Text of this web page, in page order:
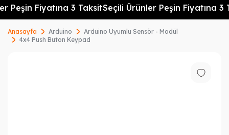
Peşin Fiyatına 3 TaksitSeçili Ürünler Peşin Fiyatına 3
Anasayfa Arduino
Arduino Uyumlu Sensör - Modül
4x4 Push Buton Keypad